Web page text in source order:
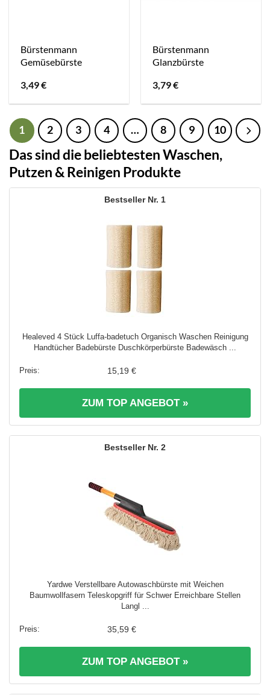
Bürstenmann
Gemüsebürste
3,49€
Bürstenmann
Glanzbürste
3,79€
1 2 3 4 … 8 9 10
Das sind die beliebtesten Waschen,
Putzen & Reinigen Produkte
1
Healeved 4 Stück Luffa-badetuch Organisch Waschen Reinigung
Handtücher Badebürste Duschkörperbürste Badewäsch ...
15,19 €
ZUM TOP ANGEBOT »
2
Yardwe Verstellbare Autowaschbürste mit Weichen
Baumwollfasern Teleskopgriff für Schwer Erreichbare Stellen
Langl ...
35,59 €
ZUM TOP ANGEBOT »